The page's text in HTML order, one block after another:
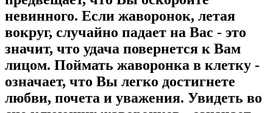
невинного. Если жаворонок, летая
вокруг, случайно падает на Вас - это
значит, что удача повернется к Вам
лицом. Поймать жаворонка в клетку -
означает, что Вы легко достигнете
любви, почета и уважения. Увидеть во